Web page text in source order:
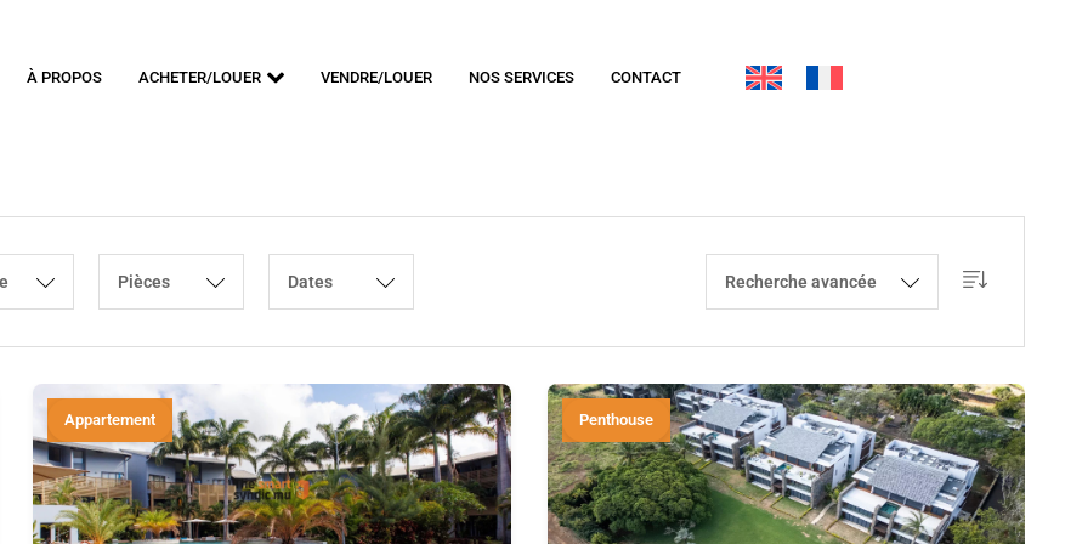
À PROPOS ACHETER/LOUER VENDRE/LOUER NOS SERVICES CONTACT
Pièces Dates Recherche avancée
Appartement Penthouse